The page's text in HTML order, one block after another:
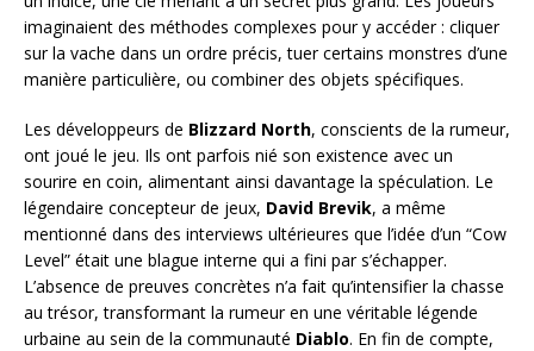
imaginaient des méthodes complexes pour y accéder : cliquer
sur la vache dans un ordre précis, tuer certains monstres d’une
manière particulière, ou combiner des objets spécifiques.
Les développeurs de Blizzard North, conscients de la rumeur,
ont joué le jeu. Ils ont parfois nié son existence avec un
sourire en coin, alimentant ainsi davantage la spéculation. Le
légendaire concepteur de jeux, David Brevik, a même
mentionné dans des interviews ultérieures que l’idée d’un “Cow
Level” était une blague interne qui a fini par s’échapper.
L’absence de preuves concrètes n’a fait qu’intensifier la chasse
au trésor, transformant la rumeur en une véritable légende
urbaine au sein de la communauté Diablo. En fin de compte,